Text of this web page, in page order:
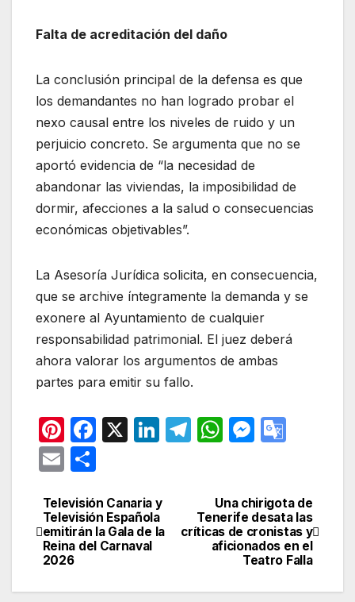
Falta de acreditación del daño
La conclusión principal de la defensa es que
los demandantes no han logrado probar el
nexo causal entre los niveles de ruido y un
perjuicio concreto. Se argumenta que no se
aportó evidencia de “la necesidad de
abandonar las viviendas, la imposibilidad de
dormir, afecciones a la salud o consecuencias
económicas objetivables”.
La Asesoría Jurídica solicita, en consecuencia,
que se archive íntegramente la demanda y se
exonere al Ayuntamiento de cualquier
responsabilidad patrimonial. El juez deberá
ahora valorar los argumentos de ambas
partes para emitir su fallo.
Pi
nt
er
e
st
F
e
b
o
X
Li
e
dI
T
gr
a
m
W
s
A
p
M
s
e
n
gl
e
Tr
E
ail m
p
ar
tir
Navegación
de
Una chirigota de
Tenerife desata las
críticas de cronistas y
aficionados en el
Teatro Falla
Televisión Canaria y
Televisión Española
emitirán la Gala de la
Reina del Carnaval
2026